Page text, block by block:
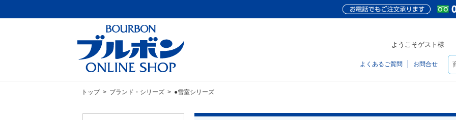
ようこそゲスト様
よくあるご質問 お問合せ
トップ> ブランド・シリーズ> ●雪室シリーズ